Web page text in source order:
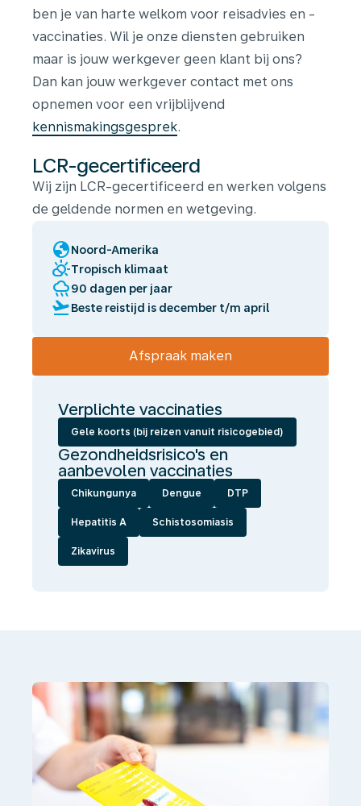
ben je van harte welkom voor reisadvies en -
vaccinaties. Wil je onze diensten gebruiken
maar is jouw werkgever geen klant bij ons?
Dan kan jouw werkgever contact met ons
opnemen voor een vrijblijvend
kennismakingsgesprek.
LCR-gecertificeerd
Wij zijn LCR-gecertificeerd en werken volgens
de geldende normen en wetgeving.
globeNoord-Amerika
partly_cloudy_dayTropisch klimaat
rainy90 dagen per jaar
flight_takeoffBeste reistijd is december t/m april
Afspraak maken
Verplichte vaccinaties
Gele koorts (bij reizen vanuit risicogebied)
Gezondheidsrisico's en
aanbevolen vaccinaties
Chikungunya Dengue DTP
Hepatitis A Schistosomiasis
Zikavirus
onbezorgd
reizen
werken